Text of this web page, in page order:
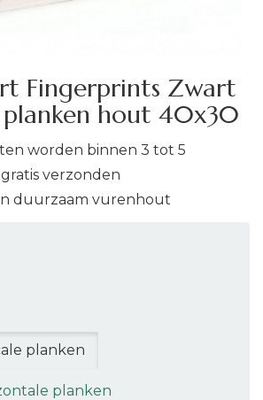
Fingerprints Zwart
hout 40x30
worden binnen 3 tot 5
verzonden
duurzaam vurenhout
planken
planken